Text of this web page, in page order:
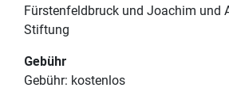
Fürstenfeldbruck und Joachim und
Stiftung
Gebühr
Gebühr: kostenlos